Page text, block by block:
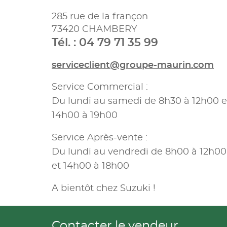
285 rue de la françon
73420 CHAMBERY
Tél. : 04 79 71 35 99
serviceclient@groupe-maurin.com
Service Commercial :
Du lundi au samedi de 8h30 à 12h00
14h00 à 19h00
Service Après-vente :
Du lundi au vendredi de 8h00 à 12h00
et 14h00 à 18h00
A bientôt chez Suzuki !